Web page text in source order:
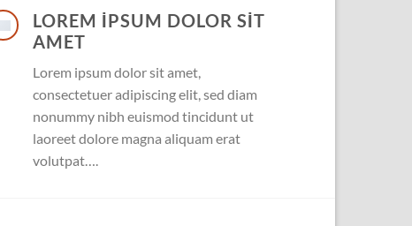
LOREM IPSUM DOLOR SIT
AMET
Lorem ipsum dolor sit amet,
consectetuer adipiscing elit, sed diam
nonummy nibh euismod tincidunt ut
laoreet dolore magna aliquam erat
volutpat….